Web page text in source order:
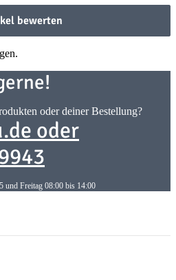
bewerten
oder deiner Bestellung?
oder
und Freitag 08:00 bis 14:00